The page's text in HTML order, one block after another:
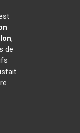
,
de